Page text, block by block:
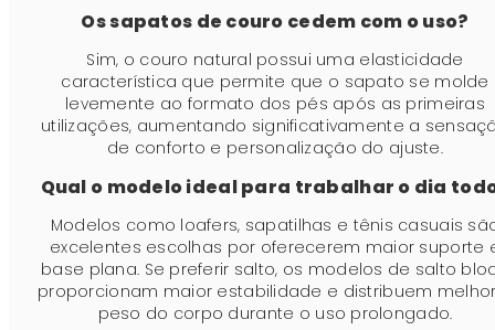
Os sapatos de couro cedem com o uso?
Sim, o couro natural possui uma elasticidade
característica que permite que o sapato se molde
levemente ao formato dos pés após as primeiras
utilizações, aumentando significativamente a
de conforto e personalização do ajuste.
Qual o modelo ideal para trabalhar o dia
Modelos como loafers, sapatilhas e tênis casuais
excelentes escolhas por oferecerem maior suporte
base plana. Se preferir salto, os modelos de salto
proporcionam maior estabilidade e distribuem
peso do corpo durante o uso prolongado.